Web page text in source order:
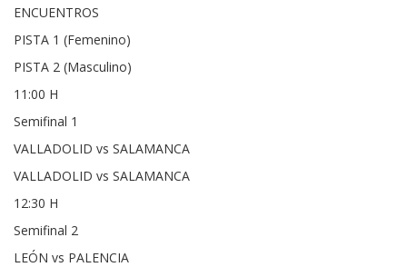
ENCUENTROS
PISTA 1 (Femenino)
PISTA 2 (Masculino)
11:00 H
Semifinal 1
VALLADOLID vs SALAMANCA
VALLADOLID vs SALAMANCA
12:30 H
Semifinal 2
LEÓN vs PALENCIA